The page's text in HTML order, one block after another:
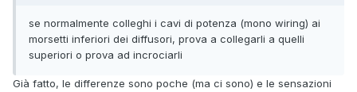
se normalmente colleghi i cavi di potenza (mono wiring) ai
morsetti inferiori dei diffusori, prova a collegarli a quelli
superiori o prova ad incrociarli
Già fatto, le differenze sono poche (ma ci sono) e le sensazioni